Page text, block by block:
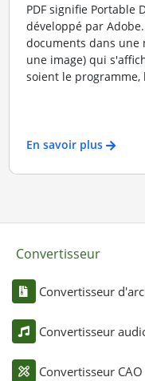
PDF signifie Portable
développé par
documents dans une
une image) qui
soient le programme,
En savoir plus
Convertisseur
Convertisseur
Convertisseur
Convertisseur CAO